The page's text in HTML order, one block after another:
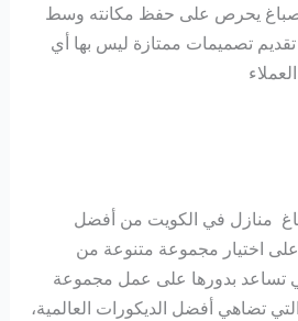
يحرص على حفظ مكانته وسط
تقديم تصميمات ممتازة ليس بها أي
منازل في الكويت من أفضل
اختيار مجموعة متنوعة من
تساعد بدورها على عمل مجموعة
تضاهي أفضل الديكورات العالمية،